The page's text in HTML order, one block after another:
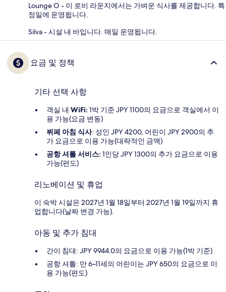
Lounge O - 이 로비 라운지에서는 가벼운 식사를 제공합니다. 특
정일에 운영됩니다.
Silva - 시설 내 바입니다. 매일 운영됩니다.
요금 및 정책
기타 선택 사항
객실 내 WiFi: 1박 기준 JPY 1100의 요금으로 객실에서 이
용 가능(요금 변동)
뷔페 아침 식사: 성인 JPY 4200, 어린이 JPY 2900의 추
가 요금으로 이용 가능(대략적인 금액)
공항 셔틀 서비스: 1인당 JPY 1300의 추가 요금으로 이용
가능(편도)
리노베이션 및 휴업
이 숙박 시설은 2027년 1월 18일부터 2027년 1월 19일까지 휴
업합니다(날짜 변경 가능).
아동 및 추가 침대
간이 침대: JPY 9944.0의 요금으로 이용 가능(1박 기준)
공항 셔틀: 만 6~11세의 어린이는 JPY 650의 요금으로 이
용 가능(편도)